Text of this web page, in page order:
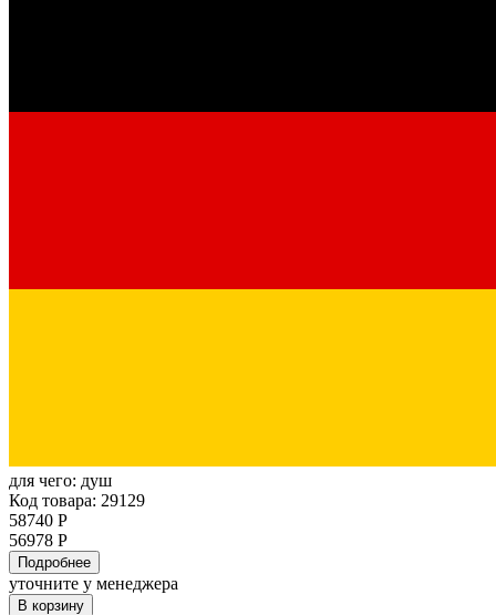
для чего: душ
Код товара: 29129
58740 Р
56978 Р
Подробнее
уточните у менеджера
В корзину